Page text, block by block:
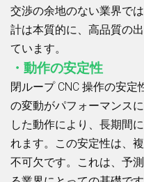
交渉の余地のない業界で
計は本質的に、高品質の
ています。
・動作の安定性
閉ループ CNC 操作の安
の変動がパフォーマンス
した動作により、長期間
れます。この安定性は、
不可欠です。これは、予